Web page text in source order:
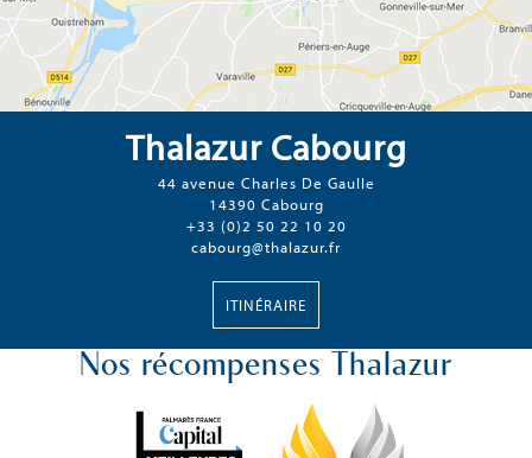
Thalazur Cabourg
44 avenue Charles De Gaulle
14390 Cabourg
+33 (0)2 50 22 10 20
cabourg@thalazur.fr
ITINÉRAIRE
Nos récompenses Thalazur